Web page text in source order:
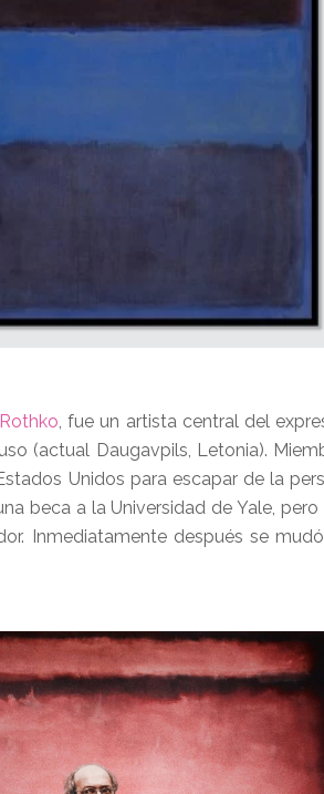
, fue un artista central del
(actual Daugavpils, Letonia).
Unidos para escapar de la
beca a la Universidad de Yale,
Inmediatamente después se